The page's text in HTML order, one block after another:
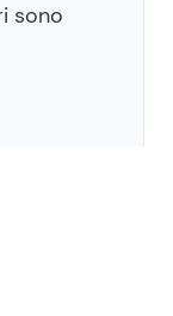
sono